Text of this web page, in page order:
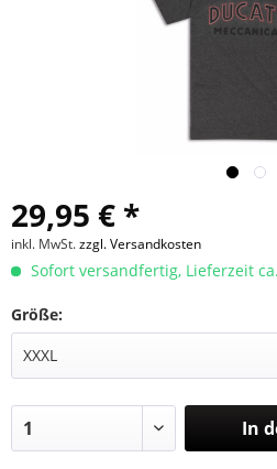
29,95 € *
inkl. MwSt.zzgl. Versandkosten
Sofort versandfertig, Lieferzeit
Größe:
In